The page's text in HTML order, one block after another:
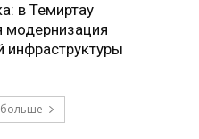
в Темиртау
модернизация
инфраструктуры
больше